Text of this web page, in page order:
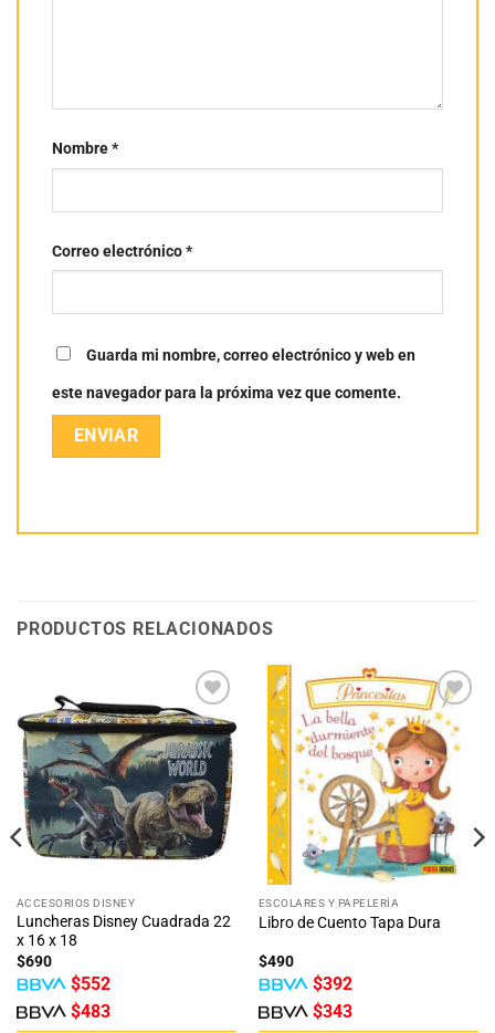
Nombre*
Correo electrónico*
Guarda mi nombre, correo electrónico y web en
este navegador para la próxima vez que comente.
PRODUCTOS RELACIONADOS
Añadir
a la
lista
de
deseos
ACCESORIOS DISNEY
Luncheras Disney Cuadrada 22
x 16 x 18
$690
$552
$483
Añadir
a la
lista
de
deseos
ESCOLARES Y PAPELERÍA
Libro de Cuento Tapa Dura
$490
$392
$343